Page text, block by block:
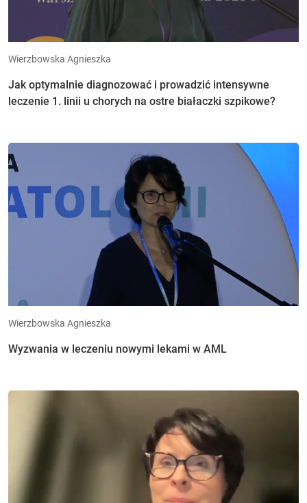
Wierzbowska Agnieszka
Jak optymalnie diagnozować i prowadzić intensywne
leczenie 1. linii u chorych na ostre białaczki szpikowe?
Wierzbowska Agnieszka
Wyzwania w leczeniu nowymi lekami w AML